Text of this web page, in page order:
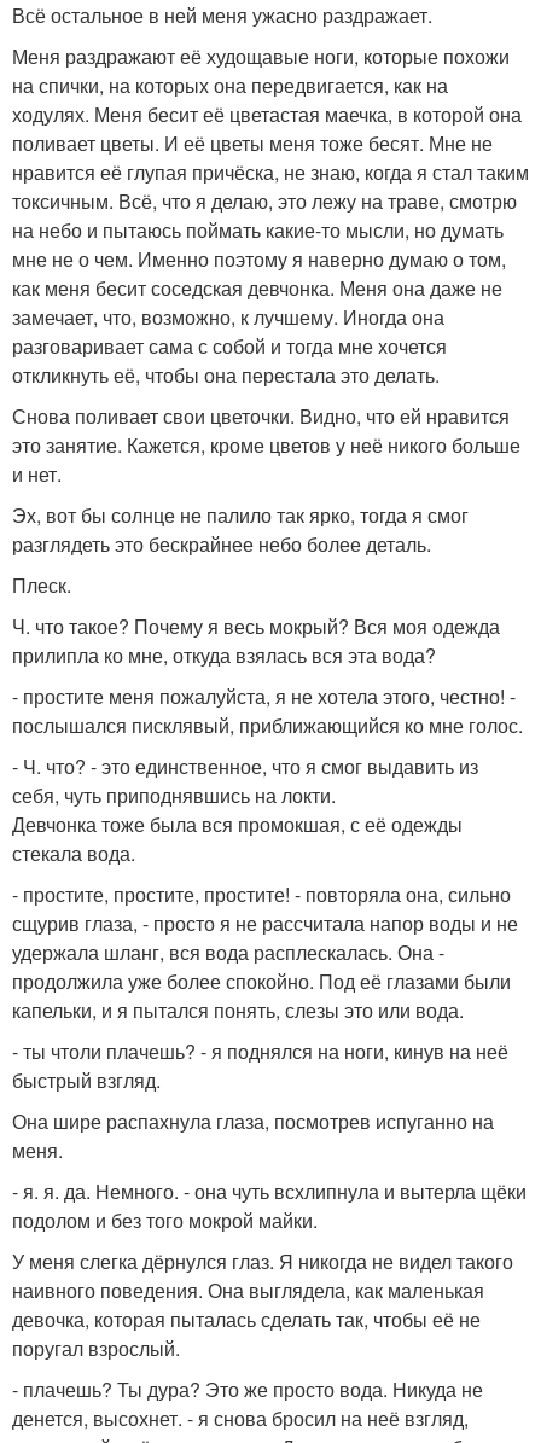
Всё остальное в ней меня ужасно раздражает.
Меня раздражают её худощавые ноги, которые похожи
на спички, на которых она передвигается, как на
ходулях. Меня бесит её цветастая маечка, в которой она
поливает цветы. И её цветы меня тоже бесят. Мне не
нравится её глупая причёска, не знаю, когда я стал таким
токсичным. Всё, что я делаю, это лежу на траве, смотрю
на небо и пытаюсь поймать какие-то мысли, но думать
мне не о чем. Именно поэтому я наверно думаю о том,
как меня бесит соседская девчонка. Меня она даже не
замечает, что, возможно, к лучшему. Иногда она
разговаривает сама с собой и тогда мне хочется
откликнуть её, чтобы она перестала это делать.
Снова поливает свои цветочки. Видно, что ей нравится
это занятие. Кажется, кроме цветов у неё никого больше
и нет.
Эх, вот бы солнце не палило так ярко, тогда я смог
разглядеть это бескрайнее небо более деталь.
Плеск.
Ч. что такое? Почему я весь мокрый? Вся моя одежда
прилипла ко мне, откуда взялась вся эта вода?
- простите меня пожалуйста, я не хотела этого, честно! -
послышался писклявый, приближающийся ко мне голос.
- Ч. что? - это единственное, что я смог выдавить из
себя, чуть приподнявшись на локти.
Девчонка тоже была вся промокшая, с её одежды
стекала вода.
- простите, простите, простите! - повторяла она, сильно
сщурив глаза, - просто я не рассчитала напор воды и не
удержала шланг, вся вода расплескалась. Она -
продолжила уже более спокойно. Под её глазами были
капельки, и я пытался понять, слезы это или вода.
- ты чтоли плачешь? - я поднялся на ноги, кинув на неё
быстрый взгляд.
Она шире распахнула глаза, посмотрев испуганно на
меня.
- я. я. да. Немного. - она чуть всхлипнула и вытерла щёки
подолом и без того мокрой майки.
У меня слегка дёрнулся глаз. Я никогда не видел такого
наивного поведения. Она выглядела, как маленькая
девочка, которая пыталась сделать так, чтобы её не
поругал взрослый.
- плачешь? Ты дура? Это же просто вода. Никуда не
денется, высохнет. - я снова бросил на неё взгляд,